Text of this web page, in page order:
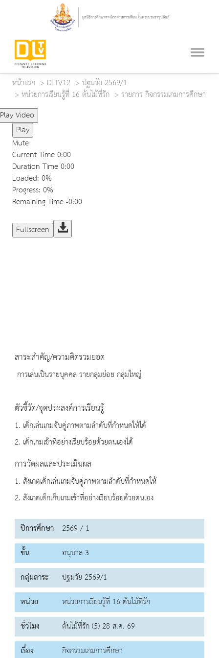
หน้าแรก DLTV12
ปฐมวัย 2569/1
หน่วยการเรียนรู้ที่ 16 ต้นไม้ที่รัก
รายการ กิจกรรมเกมการศึกษา
Play Video
Play
Mute
Current Time0:00
Duration Time0:00
Loaded: 0%
Progress: 0%
Remaining Time-0:00
Fullscreen
สาระสำคัญ/ความคิดรวมยอด
การเล่นเป็นรายบุคคล รายกลุ่มย่อย กลุ่มใหญ่
ตัวชี้วัด/จุดประสงค์การเรียนรู้
1. เด็กเล่นเกมจับคู่ภาพตามลำดับที่กำหนดให้ได้
2. เด็กเกมเข้าที่อย่างเรียบร้อยด้วยตนเองได้
การวัดผลและประเมินผล
1. สังเกตเด็กเล่นเกมจับคู่ภาพตามลำดับที่กำหนดให้
2. สังเกตเด็กเก็บเกมเข้าที่อย่างเรียบร้อยด้วยตนเอง
ปีการศึกษา 2569 / 1
ชั้น
อนุบาล 3
กลุ่มสาระ
ปฐมวัย 2569/1
หน่วย
หน่วยการเรียนรู้ที่ 16 ต้นไม้ที่รัก
ชั่วโมง
ต้นไม้ที่รัก (5) 28 ส.ค. 69
เรื่อง
กิจกรรมเกมการศึกษา